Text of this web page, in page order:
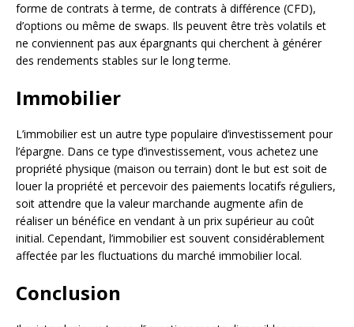
forme de contrats à terme, de contrats à différence (CFD),
d’options ou même de swaps. Ils peuvent être très volatils et
ne conviennent pas aux épargnants qui cherchent à générer
des rendements stables sur le long terme.
Immobilier
L’immobilier est un autre type populaire d’investissement pour
l’épargne. Dans ce type d’investissement, vous achetez une
propriété physique (maison ou terrain) dont le but est soit de
louer la propriété et percevoir des paiements locatifs réguliers,
soit attendre que la valeur marchande augmente afin de
réaliser un bénéfice en vendant à un prix supérieur au coût
initial. Cependant, l’immobilier est souvent considérablement
affectée par les fluctuations du marché immobilier local.
Conclusion